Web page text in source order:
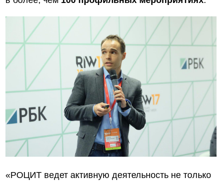
«РОЦИТ ведет активную деятельность не только